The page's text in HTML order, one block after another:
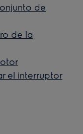
de
de la
el interruptor